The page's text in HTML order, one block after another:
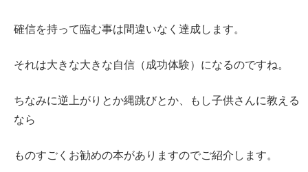
確信を持って臨む事は間違いなく達成します。
それは大きな大きな自信（成功体験）になるのですね。
ちなみに逆上がりとか縄跳びとか、もし子供さんに教える
なら
ものすごくお勧めの本がありますのでご紹介します。